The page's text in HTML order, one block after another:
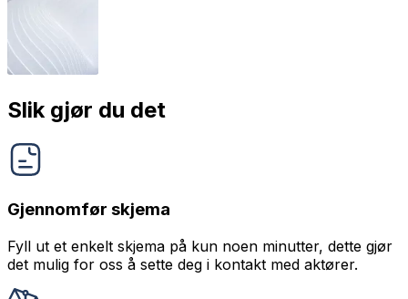
Slik gjør du det
Gjennomfør skjema
Fyll ut et enkelt skjema på kun noen minutter, dette gjør
det mulig for oss å sette deg i kontakt med aktører.